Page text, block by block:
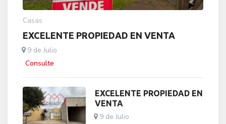
Casas
EXCELENTE PROPIEDAD EN VENTA
9 de Julio
Consulte
EXCELENTE PROPIEDAD EN
VENTA
9 de Julio